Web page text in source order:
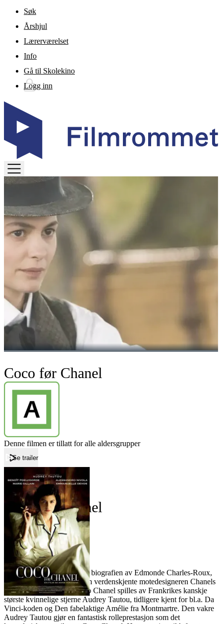
Gå til hovedinnhold
Søk
Årshjul
Lærerværelset
Info
Gå til Skolekino
Logg inn
Coco før Chanel
Denne filmen er tillatt for alle aldersgrupper
Se trailer
ForsideCoco før Chanel
Coco før Chanel
Film
Forfatter:
Leverandør:
Norgesfilm AS
Lisens:
Coco før Chanel bygger på biografien av Edmonde Charles-Roux,
og forteller historien om den verdenskjente motedesigneren Chanels
tidlige liv. Rollen som Coco Chanel spilles av Frankrikes kanskje
største kvinnelige stjerne Audrey Tautou, tidligere kjent for bl.a. Da
Vinci-koden og Den fabelaktige Amélie fra Montmartre. Den vakre
Audrey Tautou gjør en fantastisk rolleprestasjon som det